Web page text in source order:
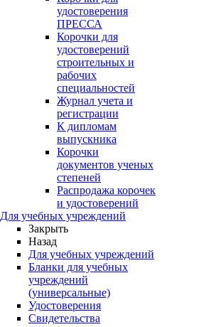
удостоверения
ПРЕССА
Корочки для
удостоверений
строительных и
рабочих
специальностей
Журнал учета и
регистрации
К дипломам
выпускника
Корочки
документов ученых
степеней
Распродажа корочек
и удостоверений
Для учебных учреждений
Закрыть
Назад
Для учебных учреждений
Бланки для учебных
учреждений
(универсальные)
Удостоверения
Свидетельства